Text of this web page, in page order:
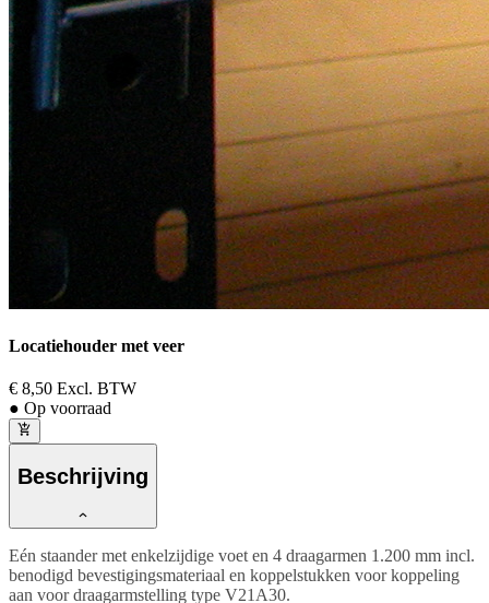
Locatiehouder met veer
€ 8,50 Excl. BTW
● Op voorraad
Beschrijving
Eén staander met enkelzijdige voet en 4 draagarmen 1.200 mm incl.
benodigd bevestigingsmateriaal en koppelstukken voor koppeling
aan voor draagarmstelling type V21A30.